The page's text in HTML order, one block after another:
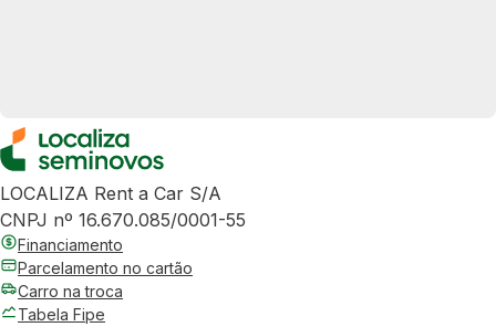
LOCALIZA Rent a Car S/A
CNPJ nº 16.670.085/0001-55
Financiamento
Parcelamento no cartão
Carro na troca
Tabela Fipe